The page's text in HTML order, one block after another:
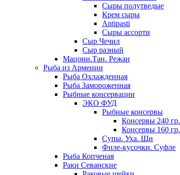
Сыры полутведые
Крем сыры
Antipasti
Сыры ассорти
Сыр Чечил
Сыр разный
Мацони.Тан. Режан
Рыба из Армении
Рыба Охлажденная
Рыба Замороженная
Рыбные консервации
ЭКО ФУД
Рыбные консервы
Консервы 240 гр.
Консервы 160 гр.
Супы. Уха. Щи
Филе-кусочки. Суфле
Рыба Копченая
Раки Севанские